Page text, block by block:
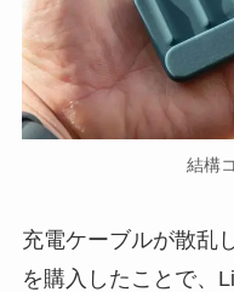
結構
充電ケーブルが散乱
を購入したことで、